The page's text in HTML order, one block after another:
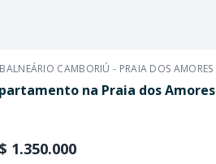
BALNEÁRIO CAMBORIÚ - PRAIA DOS AMORES
na Praia dos Amores
1.350.000